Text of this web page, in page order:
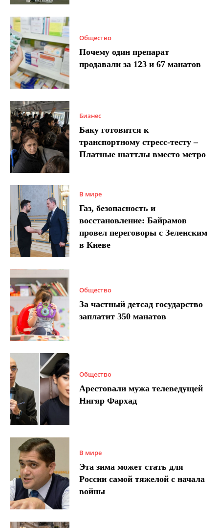
Общество
Почему один препарат
продавали за 123 и 67 манатов
Бизнес
Баку готовится к
транспортному стресс-тесту –
Платные шаттлы вместо метро
В мире
Газ, безопасность и
восстановление: Байрамов
провел переговоры с Зеленским
в Киеве
Общество
За частный детсад государство
заплатит 350 манатов
Общество
Арестовали мужа телеведущей
Нигяр Фархад
В мире
Эта зима может стать для
России самой тяжелой с начала
войны